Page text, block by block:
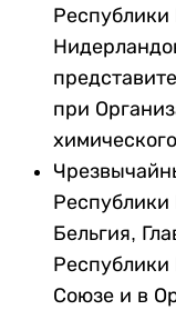
Республики
при
Республики
Бельгия,
Республики
Союзе и в